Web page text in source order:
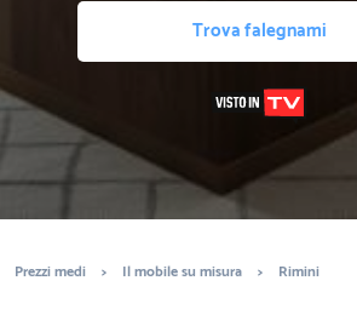
Trova falegnami
Prezzi medi > Il mobile su misura > Rimini